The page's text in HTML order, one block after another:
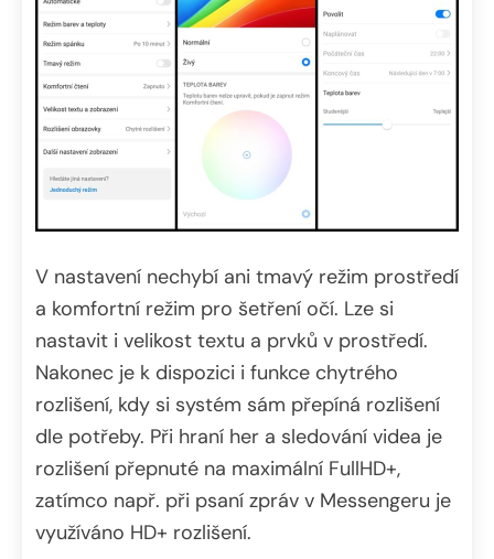
V nastavení nechybí ani tmavý režim prostředí
a komfortní režim pro šetření očí. Lze si
nastavit i velikost textu a prvků v prostředí.
Nakonec je k dispozici i funkce chytrého
rozlišení, kdy si systém sám přepíná rozlišení
dle potřeby. Při hraní her a sledování videa je
rozlišení přepnuté na maximální FullHD+,
zatímco např. při psaní zpráv v Messengeru je
využíváno HD+ rozlišení.